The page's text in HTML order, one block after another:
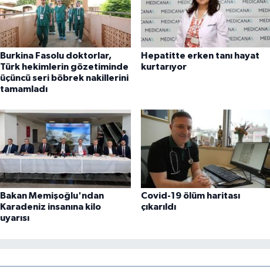
Burkina Fasolu doktorlar,
Türk hekimlerin gözetiminde
üçüncü seri böbrek nakillerini
tamamladı
Hepatitte erken tanı hayat
kurtarıyor
Bakan Memişoğlu'ndan
Karadeniz insanına kilo
uyarısı
Covid-19 ölüm haritası
çıkarıldı